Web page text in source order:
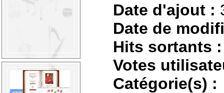
Date d'ajout :
Date de
Hits sortants :
Votes
Catégorie(s) :